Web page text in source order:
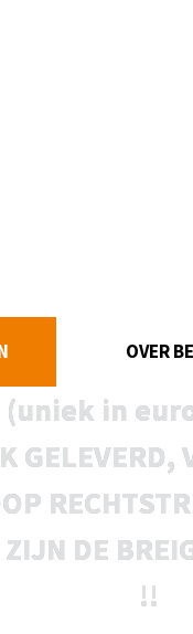
OVER
(uniek in
GELEVERD,
DE
!!